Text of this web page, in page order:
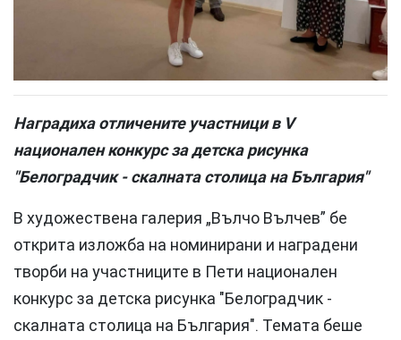
Наградиха отличените участници в V
национален конкурс за детска рисунка
"Белоградчик - скалната столица на България"
В художествена галерия „Вълчо Вълчев” бе
открита изложба на номинирани и наградени
творби на участниците в Пети национален
конкурс за детска рисунка "Белоградчик -
скалната столица на България". Темата беше